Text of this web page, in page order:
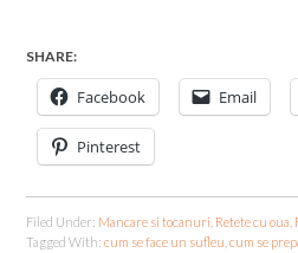
SHARE:
Facebook Email
Pinterest
Filed Under: Mancare si tocanuri Retete cu oua
Tagged With:cum se face un sufleu ,cum se